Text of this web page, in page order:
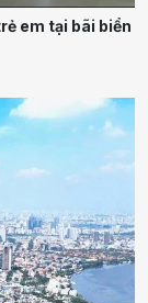
em tại bãi biển